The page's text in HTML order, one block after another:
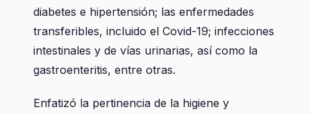
diabetes e hipertensión; las enfermedades
transferibles, incluido el Covid-19; infecciones
intestinales y de vías urinarias, así como la
gastroenteritis, entre otras.
Enfatizó la pertinencia de la higiene y